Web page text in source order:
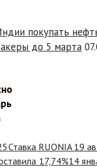
покупать
до 5 марта
Ставка RUONIA 19
17,74%14